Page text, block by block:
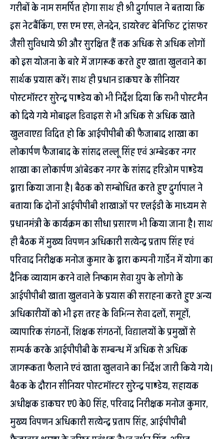
गरीबों के नाम समर्पित होगा साथ ही श्री दुर्गापाल ने बताया कि
इस नेटबैंकिंग, एस एम एस, लेनदेन, डायरेक्ट बेनिफिट ट्रांसफर
जैसी सुविधाये फ्री और सुरक्षित हैं तक अधिक से अधिक लोगों
को इस योजना के बारे में जागरूक करते हुए खाता खुलवाने का
सार्थक प्रयास करें। साथ ही प्रधान डाकघर के सीनियर
पोस्टमॉस्टर सुरेन्द्र पाण्डेय को भी निर्देश दिया कि सभी पोस्टमैन
को दिये गये मोबाइल डिवाइस से भी अधिक से अधिक खाते
खुलवाएद्य विदित हो कि आईपीपीबी की फैजाबाद शाखा का
लोकार्पण फैजाबाद के सांसद लल्लू सिंह एवं अम्बेडकर नगर
शाखा का लोकार्पण आंबेडकर नगर के सांसद हरिओम पाण्डेय
द्वारा किया जाना है। बैठक को सम्बोधित करते हुए दुर्गापाल ने
बताया कि दोनों आईपीपीबी शाखाओं पर एलईडी के माध्यम से
प्रधानमंत्री के कार्यक्रम का सीधा प्रसारण भी किया जाना है। साथ
ही बैठक में मुख्य विपणन अधिकारी सत्येन्द्र प्रताप सिंह एवं
परिवाद निरीक्षक मनोज कुमार के द्वारा कम्पनी गार्डेन में योगा का
दैनिक व्यायाम करने वाले निष्काम सेवा ग्रुप के लोगो के
आईपीपीबी खाता खुलवाने के प्रयास की सराहना करते हुए अन्य
अधिकारीयों को भी इस तरह के विभिन्न सेवा दलों, समूहों,
व्यापारिक संगठनों, शिक्षक संगठनों, विद्यालयों के प्रमुखों से
सम्पर्क करके आईपीपीबी के सम्बन्ध में अधिक से अधिक
जागरूकता फैलाने एवं खाता खुलवाने का निर्देश जारी किये गये।
बैठक के दौरान सीनियर पोस्टमॉस्टर सुरेन्द्र पाण्डेय, सहायक
अधीक्षक डाकघर ए0 के0 सिंह, परिवाद निरीक्षक मनोज कुमार,
मुख्य विपणन अधिकारी सत्येन्द्र प्रताप सिंह, आईपीपीबी